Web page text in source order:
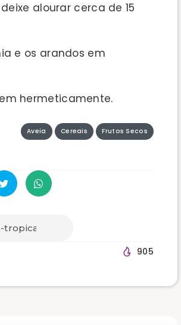
alourar cerca de 15
e os arandos em
hermeticamente.
Aveia Cereais Frutos Secos
905